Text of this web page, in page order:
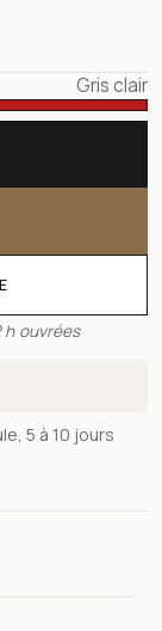
Gris clair
h ouvrées
5 à 10 jours